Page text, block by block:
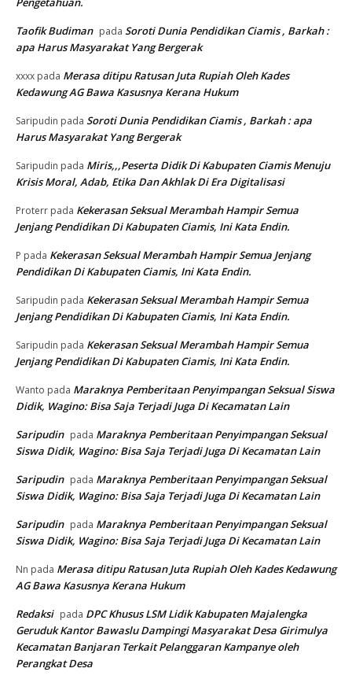
Taofik Budiman pada Soroti Dunia Pendidikan Ciamis , Barkah :
apa Harus Masyarakat Yang Bergerak
xxxx pada Merasa ditipu Ratusan Juta Rupiah Oleh Kades
Kedawung AG Bawa Kasusnya Kerana Hukum
Saripudin pada Soroti Dunia Pendidikan Ciamis , Barkah : apa
Harus Masyarakat Yang Bergerak
Saripudin pada Miris,,,Peserta Didik Di Kabupaten Ciamis Menuju
Krisis Moral, Adab, Etika Dan Akhlak Di Era Digitalisasi
Proterr pada Kekerasan Seksual Merambah Hampir Semua
Jenjang Pendidikan Di Kabupaten Ciamis, Ini Kata Endin.
P pada Kekerasan Seksual Merambah Hampir Semua Jenjang
Pendidikan Di Kabupaten Ciamis, Ini Kata Endin.
Saripudin pada Kekerasan Seksual Merambah Hampir Semua
Jenjang Pendidikan Di Kabupaten Ciamis, Ini Kata Endin.
Saripudin pada Kekerasan Seksual Merambah Hampir Semua
Jenjang Pendidikan Di Kabupaten Ciamis, Ini Kata Endin.
Wanto pada Maraknya Pemberitaan Penyimpangan Seksual Siswa
Didik, Wagino: Bisa Saja Terjadi Juga Di Kecamatan Lain
Saripudin pada Maraknya Pemberitaan Penyimpangan Seksual
Siswa Didik, Wagino: Bisa Saja Terjadi Juga Di Kecamatan Lain
Saripudin pada Maraknya Pemberitaan Penyimpangan Seksual
Siswa Didik, Wagino: Bisa Saja Terjadi Juga Di Kecamatan Lain
Saripudin pada Maraknya Pemberitaan Penyimpangan Seksual
Siswa Didik, Wagino: Bisa Saja Terjadi Juga Di Kecamatan Lain
Nn pada Merasa ditipu Ratusan Juta Rupiah Oleh Kades Kedawung
AG Bawa Kasusnya Kerana Hukum
Redaksi pada DPC Khusus LSM Lidik Kabupaten Majalengka
Geruduk Kantor Bawaslu Dampingi Masyarakat Desa Girimulya
Kecamatan Banjaran Terkait Pelanggaran Kampanye oleh
Perangkat Desa